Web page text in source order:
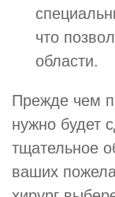
что
области.
Прежде чем
нужно будет
тщательное
ваших